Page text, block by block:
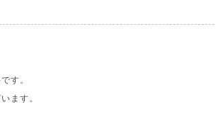
す。
ます。